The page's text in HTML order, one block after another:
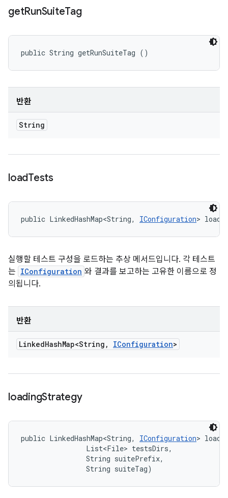
getRunSuiteTag
public String getRunSuiteTag ()
반환
String
loadTests
public LinkedHashMap<String, IConfiguration>
실행할 테스트 구성을 로드하는 추상 메서드입니다. 각 테스트
는 IConfiguration 와 결과를 보고하는 고유한 이름으로 정
의됩니다.
반환
LinkedHashMap<String , IConfiguration>
loadingStrategy
public LinkedHashMap<String, IConfiguration>
                List<File> testsDirs,
                String suitePrefix,
                String suiteTag)